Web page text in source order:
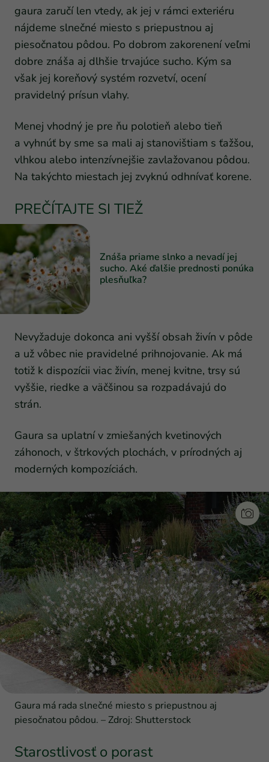
gaura zaručí len vtedy, ak jej v rámci exteriéru
nájdeme slnečné miesto s priepustnou aj
piesočnatou pôdou. Po dobrom zakorenení veľmi
dobre znáša aj dlhšie trvajúce sucho. Kým sa
však jej koreňový systém rozvetví, ocení
pravidelný prísun vlahy.
Menej vhodný je pre ňu polotieň alebo tieň
a vyhnúť by sme sa mali aj stanovištiam s ťažšou,
vlhkou alebo intenzívnejšie zavlažovanou pôdou.
Na takýchto miestach jej zvyknú odhnívať korene.
PREČÍTAJTE SI TIEŽ
Znáša priame slnko a nevadí jej
sucho. Aké ďalšie prednosti ponúka
plesňuľka?
Nevyžaduje dokonca ani vyšší obsah živín v pôde
a už vôbec nie pravidelné prihnojovanie. Ak má
totiž k dispozícii viac živín, menej kvitne, trsy sú
vyššie, riedke a väčšinou sa rozpadávajú do
strán.
Gaura sa uplatní v zmiešaných kvetinových
záhonoch, v štrkových plochách, v prírodných aj
moderných kompozíciách.
Gaura má rada slnečné miesto s priepustnou aj
piesočnatou pôdou. – Zdroj: Shutterstock
Starostlivosť o porast